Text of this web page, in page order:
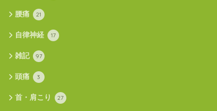
腰痛 21
自律神経 17
雑記 97
頭痛 3
首・肩こり 27